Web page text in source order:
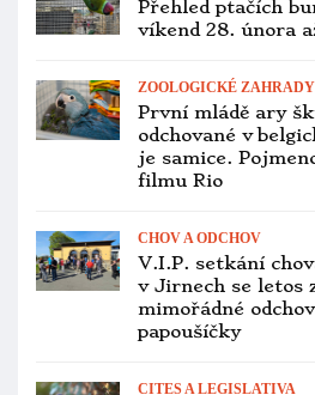
Seznam
se o něj můžou
OCHRANA PAPOUŠKŮ
už méně než 2000
PTAČÍ BURZY
Přehled ptačích
víkend 19. až 21.